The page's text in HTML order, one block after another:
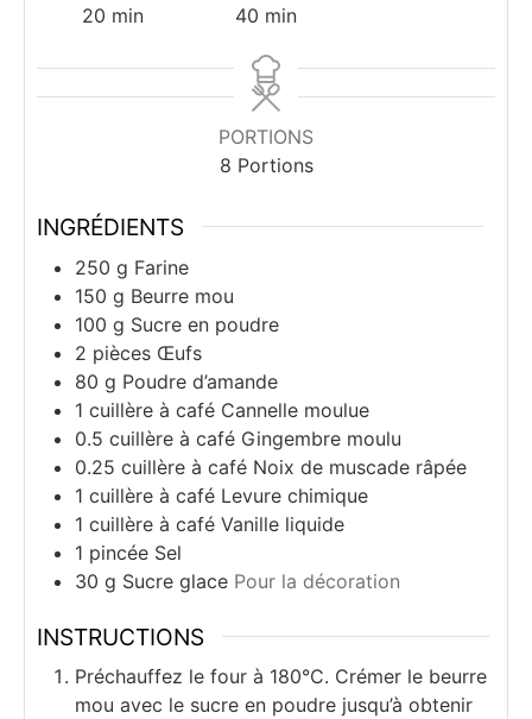
20 minutes
min
40 minutes
min
PORTIONS
8 Portions
INGRÉDIENTS
250 g Farine
150 g Beurre mou
100 g Sucre en poudre
2 pièces Œufs
80 g Poudre d’amande
1 cuillère à café Cannelle moulue
0.5 cuillère à café Gingembre moulu
0.25 cuillère à café Noix de muscade râpée
1 cuillère à café Levure chimique
1 cuillère à café Vanille liquide
1 pincée Sel
30 g Sucre glace Pour la décoration
INSTRUCTIONS
Préchauffez le four à 180°C. Crémer le beurre
mou avec le sucre en poudre jusqu’à obtenir